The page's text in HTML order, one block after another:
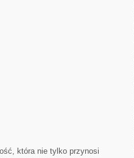
która nie tylko przynosi